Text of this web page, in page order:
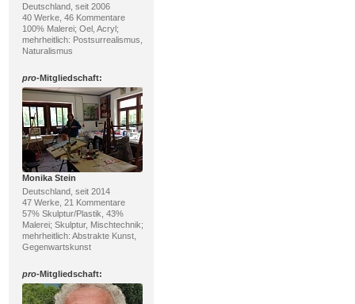
Deutschland, seit 2006
40 Werke, 46 Kommentare
100% Malerei; Oel, Acryl;
mehrheitlich: Postsurrealismus,
Naturalismus
pro-Mitgliedschaft:
Monika Stein
Deutschland, seit 2014
47 Werke, 21 Kommentare
57% Skulptur/Plastik, 43%
Malerei; Skulptur, Mischtechnik;
mehrheitlich: Abstrakte Kunst,
Gegenwartskunst
pro-Mitgliedschaft: